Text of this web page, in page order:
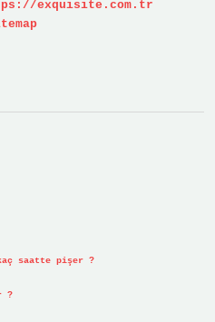
exquisite.com.tr
saatte pişer ?
?